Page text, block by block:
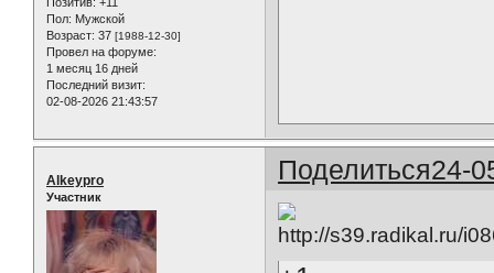
Пол: Мужской
Возраст: 37 [1988-12-30]
Провел на форуме:
1 месяц 16 дней
Последний визит:
02-08-2026 21:43:57
Поделиться24-
Alkeypro
Участник